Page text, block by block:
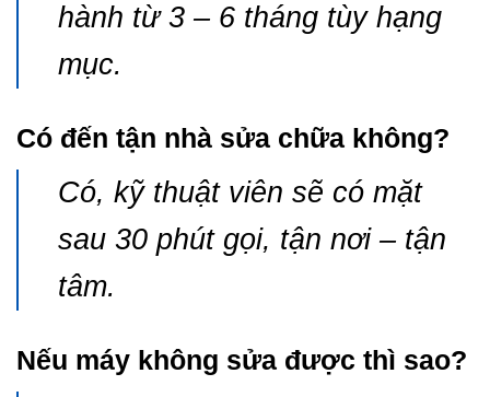
hành từ 3 – 6 tháng tùy hạng
mục.
Có đến tận nhà sửa chữa không?
Có, kỹ thuật viên sẽ có mặt
sau 30 phút gọi, tận nơi – tận
tâm.
Nếu máy không sửa được thì sao?